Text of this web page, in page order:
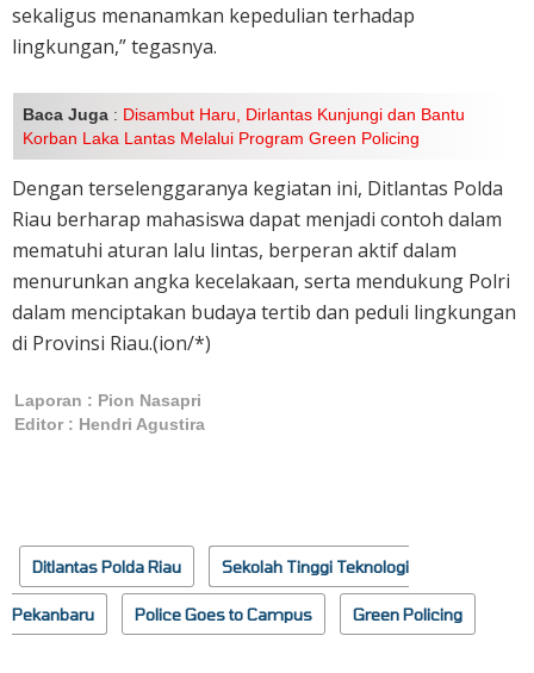
sekaligus menanamkan kepedulian terhadap
lingkungan,” tegasnya.
Baca Juga : Disambut Haru, Dirlantas Kunjungi dan Bantu
Korban Laka Lantas Melalui Program Green Policing
Dengan terselenggaranya kegiatan ini, Ditlantas Polda
Riau berharap mahasiswa dapat menjadi contoh dalam
mematuhi aturan lalu lintas, berperan aktif dalam
menurunkan angka kecelakaan, serta mendukung Polri
dalam menciptakan budaya tertib dan peduli lingkungan
di Provinsi Riau.(ion/*)
Laporan : Pion Nasapri
Editor : Hendri Agustira
Ditlantas Polda Riau Sekolah Tinggi Teknologi
Pekanbaru Police Goes to Campus Green Policing